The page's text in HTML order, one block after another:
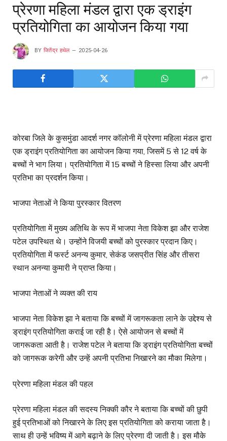
प्रेरणा महिला मंडल द्वारा एक ड्राइंग
प्रतियोगिता का आयोजन किया गया
BY जितेंद्र हथेल 2025-04-26
कोरबा जिले के कुसमुंडा आदर्श नगर कॉलोनी में प्रेरणा महिला मंडल द्वारा
एक ड्राइंग प्रतियोगिता का आयोजन किया गया, जिसमें 5 से 12 वर्ष के
बच्चों ने भाग लिया। प्रतियोगिता में 15 बच्चों ने हिस्सा लिया और अपनी
प्रतिभा का प्रदर्शन किया।
भाजपा नेताओं ने किया पुरस्कार वितरण
प्रतियोगिता में मुख्य अतिथि के रूप में भाजपा नेता विकेश झा और राजेश
पटेल उपस्थित थे। उन्होंने विजयी बच्चों को पुरस्कार प्रदान किए।
प्रतियोगिता में फर्स्ट अनन्य कुमार, सेकंड जसप्रीत सिंह और तीसरा
स्थान अनन्या कुमारी ने प्राप्त किया।
भाजपा नेताओं ने व्यक्त की राय
भाजपा नेता विकेश झा ने बताया कि बच्चों में जागरूकता लाने के उद्देश्य से
ड्राइंग प्रतियोगिता कराई जा रही है। ऐसे आयोजन से बच्चों में
जागरूकता आती है। राजेश पटेल ने बताया कि ड्राइंग प्रतियोगिता बच्चों
को जागरूक करेगी और उन्हें अपनी प्रतिभा निखारने का मौका मिलेगा।
प्रेरणा महिला मंडल की पहल
प्रेरणा महिला मंडल की सदस्य निक्की कौर ने बताया कि बच्चों की छुपी
हुई प्रतिभाओं को निखारने के लिए इस प्रतियोगिता को कराया जाता है।
साथ ही उन्हें भविष्य में आगे बढ़ाने के लिए प्रेरणा दी जाती है। इस मौके